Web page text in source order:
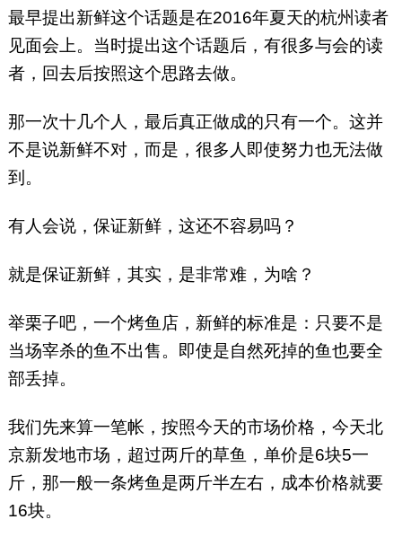
最早提出新鲜这个话题是在2016年夏天的杭州读者
见面会上。当时提出这个话题后，有很多与会的读
者，回去后按照这个思路去做。
那一次十几个人，最后真正做成的只有一个。这并
不是说新鲜不对，而是，很多人即使努力也无法做
到。
有人会说，保证新鲜，这还不容易吗？
就是保证新鲜，其实，是非常难，为啥？
举栗子吧，一个烤鱼店，新鲜的标准是：只要不是
当场宰杀的鱼不出售。即使是自然死掉的鱼也要全
部丢掉。
我们先来算一笔帐，按照今天的市场价格，今天北
京新发地市场，超过两斤的草鱼，单价是6块5一
斤，那一般一条烤鱼是两斤半左右，成本价格就要
16块。